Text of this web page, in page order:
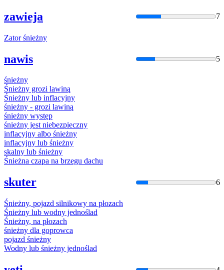
zawieja 7
Zator śnieżny
nawis 5
śnieżny
Śnieżny grozi lawiną
Śnieżny lub inflacyjny
śnieżny - grozi lawiną
śnieżny występ
śnieżny jest niebezpieczny
inflacyjny albo śnieżny
inflacyjny lub śnieżny
skalny lub śnieżny
Śnieżna czapa na brzegu dachu
skuter 6
Śnieżny, pojazd silnikowy na płozach
Śnieżny lub wodny jednoślad
Śnieżny, na płozach
śnieżny dla goprowca
pojazd śnieżny
Wodny lub śnieżny jednoślad